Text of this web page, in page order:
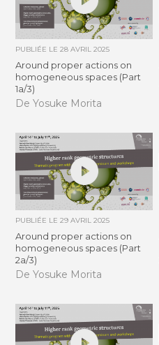
PUBLIÉE LE28 AVRIL 2025
Around proper actions on
homogeneous spaces (Part
1a/3)
De Yosuke Morita
PUBLIÉE LE29 AVRIL 2025
Around proper actions on
homogeneous spaces (Part
2a/3)
De Yosuke Morita